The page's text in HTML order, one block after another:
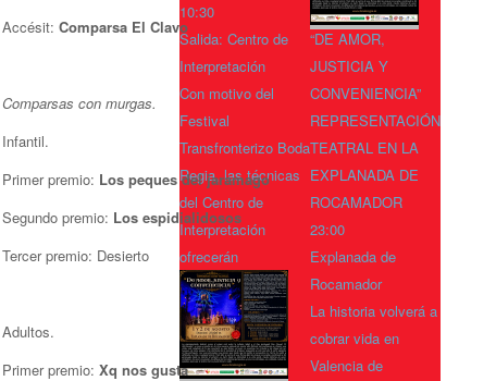
10:30
Salida: Centro de
Interpretación
Con motivo del
Festival
Transfronterizo Boda
Regia, las técnicas
del Centro de
Interpretación
ofrecerán
“DE AMOR,
JUSTICIA Y
CONVENIENCIA”
REPRESENTACIÓN
TEATRAL EN LA
EXPLANADA DE
ROCAMADOR
23:00
Explanada de
Rocamador
La historia volverá a
cobrar vida en
Valencia de
Accésit: Comparsa El Clavo
Comparsas con murgas.
Infantil.
Primer premio: Los peques del jaramago
Segundo premio: Los espidialidosos
Tercer premio: Desierto
Adultos.
Primer premio: Xq nos gusta